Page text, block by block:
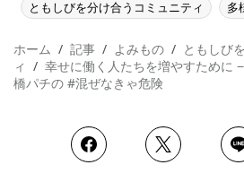
ともしびを分け合うコミュニティ 多
ホーム 記事 よみもの
ともしび
ィ
幸せに働く人たちを増やすために
橋パチの #混ぜなきゃ危険